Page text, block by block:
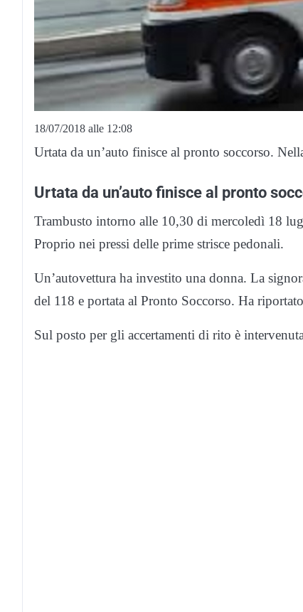
18/07/2018 alle 12:08
Urtata da un’auto finisce al pronto soccorso.
Urtata da un’auto finisce al pronto
Trambusto intorno alle 10,30 di mercoledì 18
Proprio nei pressi delle prime strisce pedonali.
Un’autovettura ha investito una donna. La
del 118 e portata al Pronto Soccorso. Ha
Sul posto per gli accertamenti di rito è